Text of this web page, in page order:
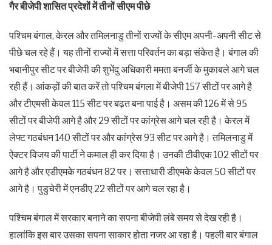
गैर बीजेपी शासित प्रदेशों में तीनों सीएम पीछे
पश्चिम बंगाल, केरल और तमिलनाडु तीनों राज्यों के सीएम अपनी-अपनी सीट से
पीछे चल रहे हैं। यह तीनों राज्यों में सत्ता परिवर्तन का बड़ा संकेत है। बंगाल की
भबानीपुर सीट पर बीजेपी की शुभेंदु अधिकारी ममता बनर्जी के मुकाबले आगे चल
रही हैं। आंकड़ों की बात करें तो पश्चिम बंगला में बीजेपी 157 सीटों पर आगे है
और टीएमसी केवल 115 सीट पर बढ़त बना पाई है। असम की 126 में से 95
सीटों पर बीजेपी आगे है और 29 सीटों पर कांग्रेस आगे चल रही है। केरल में
लेफ्ट गठबंधन 140 सीटों पर और कांग्रेस 93 सीट पर आगे है। तमिलनाडु में
ऐक्टर विजय की पार्टी ने कमाल ही कर दिया है। उनकी टीवीएक 102 सीटों पर
आगे है और एडीएमके गठबंधन 82 पर। सत्ताधारी डीएमके केवल 50 सीटों पर
आगे है। पुडुचेरी में एनडीए 22 सीटों पर आगे चल रहा है।
पश्चिम बंगाल में सरकार बनाने का सपना बीजेपी लंबे समय से देख रही है।
हालांकि इस बार उसका सपना साकार होता नजर आ रहा है। पहली बार बंगाल